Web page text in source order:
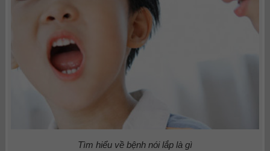
Tìm hiểu về bệnh nói lắp là gì